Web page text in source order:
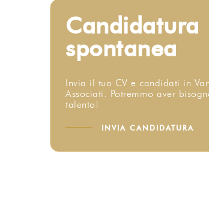
Candidatura
spontanea
Invia il tuo CV e candidati in
Associati. Potremmo aver
talento!
INVIA CANDIDATURA